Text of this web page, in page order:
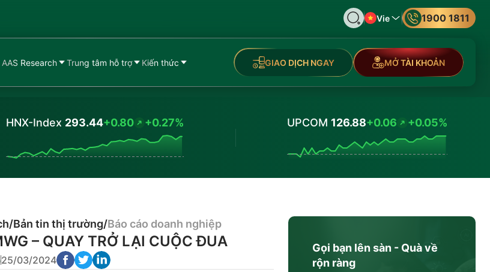
Vie 1900 1811
AAS Research Trung tâm hỗ trợ Kiến thức GIAO DỊCH NGAY MỞ TÀI KHOẢN
HNX-Index 293.44+0.80 +0.27% UPCOM 126.88+0.06 +0.05%
/Bản tin thị trường/Báo cáo doanh nghiệp
– QUAY TRỞ LẠI CUỘC ĐUA
25/03/2024
Gọi bạn lên sàn - Quà về
rộn ràng